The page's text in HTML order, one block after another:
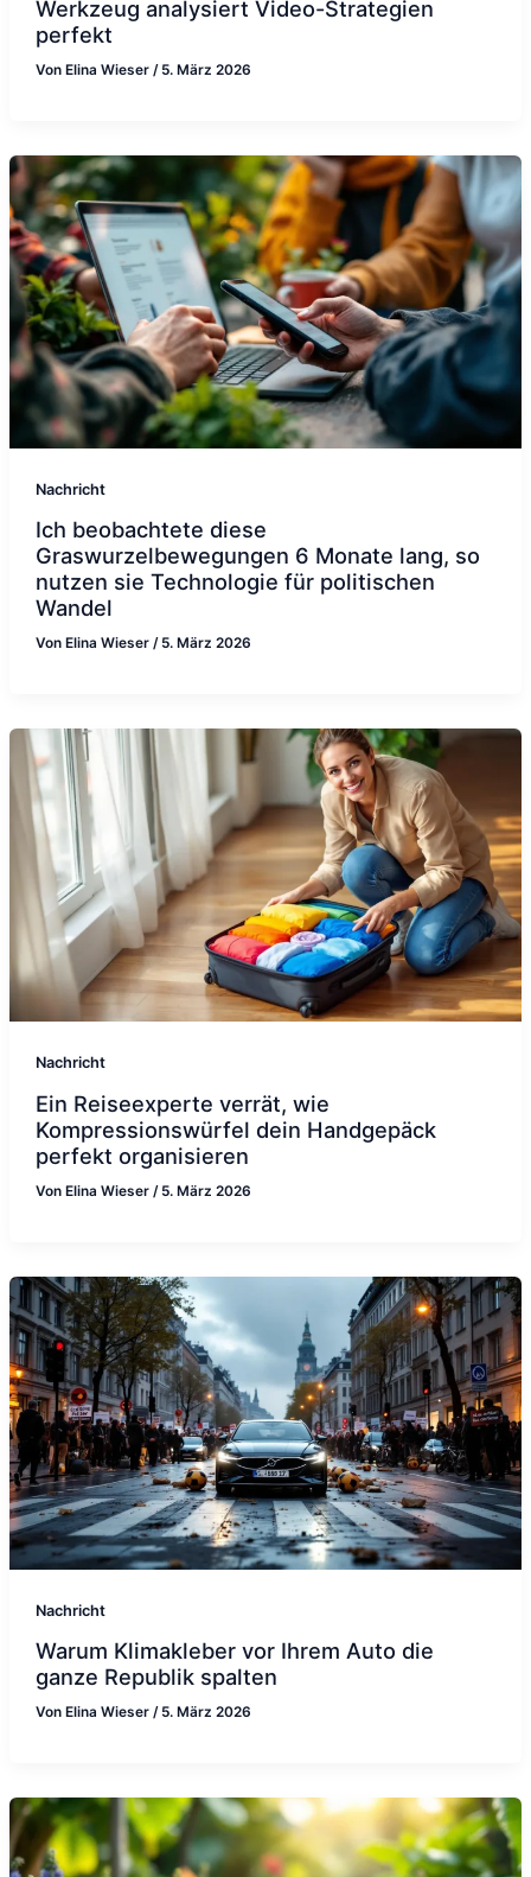
Werkzeug analysiert Video-Strategien
perfekt
Von Elina Wieser / 5. März 2026
Nachricht
Ich beobachtete diese
Graswurzelbewegungen 6 Monate lang, so
nutzen sie Technologie für politischen
Wandel
Von Elina Wieser / 5. März 2026
Nachricht
Ein Reiseexperte verrät, wie
Kompressionswürfel dein Handgepäck
perfekt organisieren
Von Elina Wieser / 5. März 2026
Nachricht
Warum Klimakleber vor Ihrem Auto die
ganze Republik spalten
Von Elina Wieser / 5. März 2026